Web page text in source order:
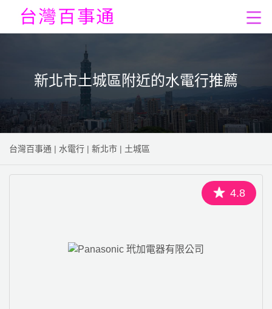
新北市土城區附近的水電行推薦
台灣百事通 | 水電行 | 新北市 | 土城區
4.8